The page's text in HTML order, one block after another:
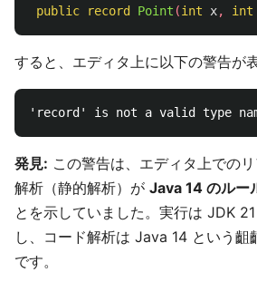
public record Point (int x, int
すると、エディタ上に以下の警告が
発見: この警告は、エディタ上での
解析（静的解析）が Java 14 のルー
とを示していました。実行は JDK
し、コード解析は Java 14 という齟
です。